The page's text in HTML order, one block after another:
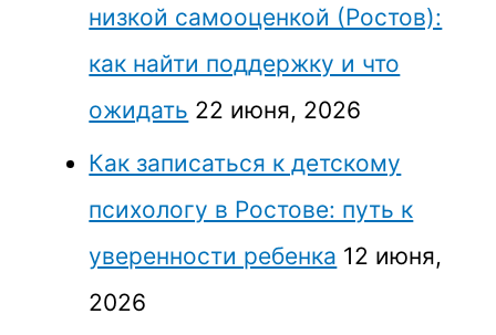
низкой самооценкой (Ростов):
как найти поддержку и что
ожидать 22 июня, 2026
Как записаться к детскому
психологу в Ростове: путь к
уверенности ребенка 12 июня,
2026